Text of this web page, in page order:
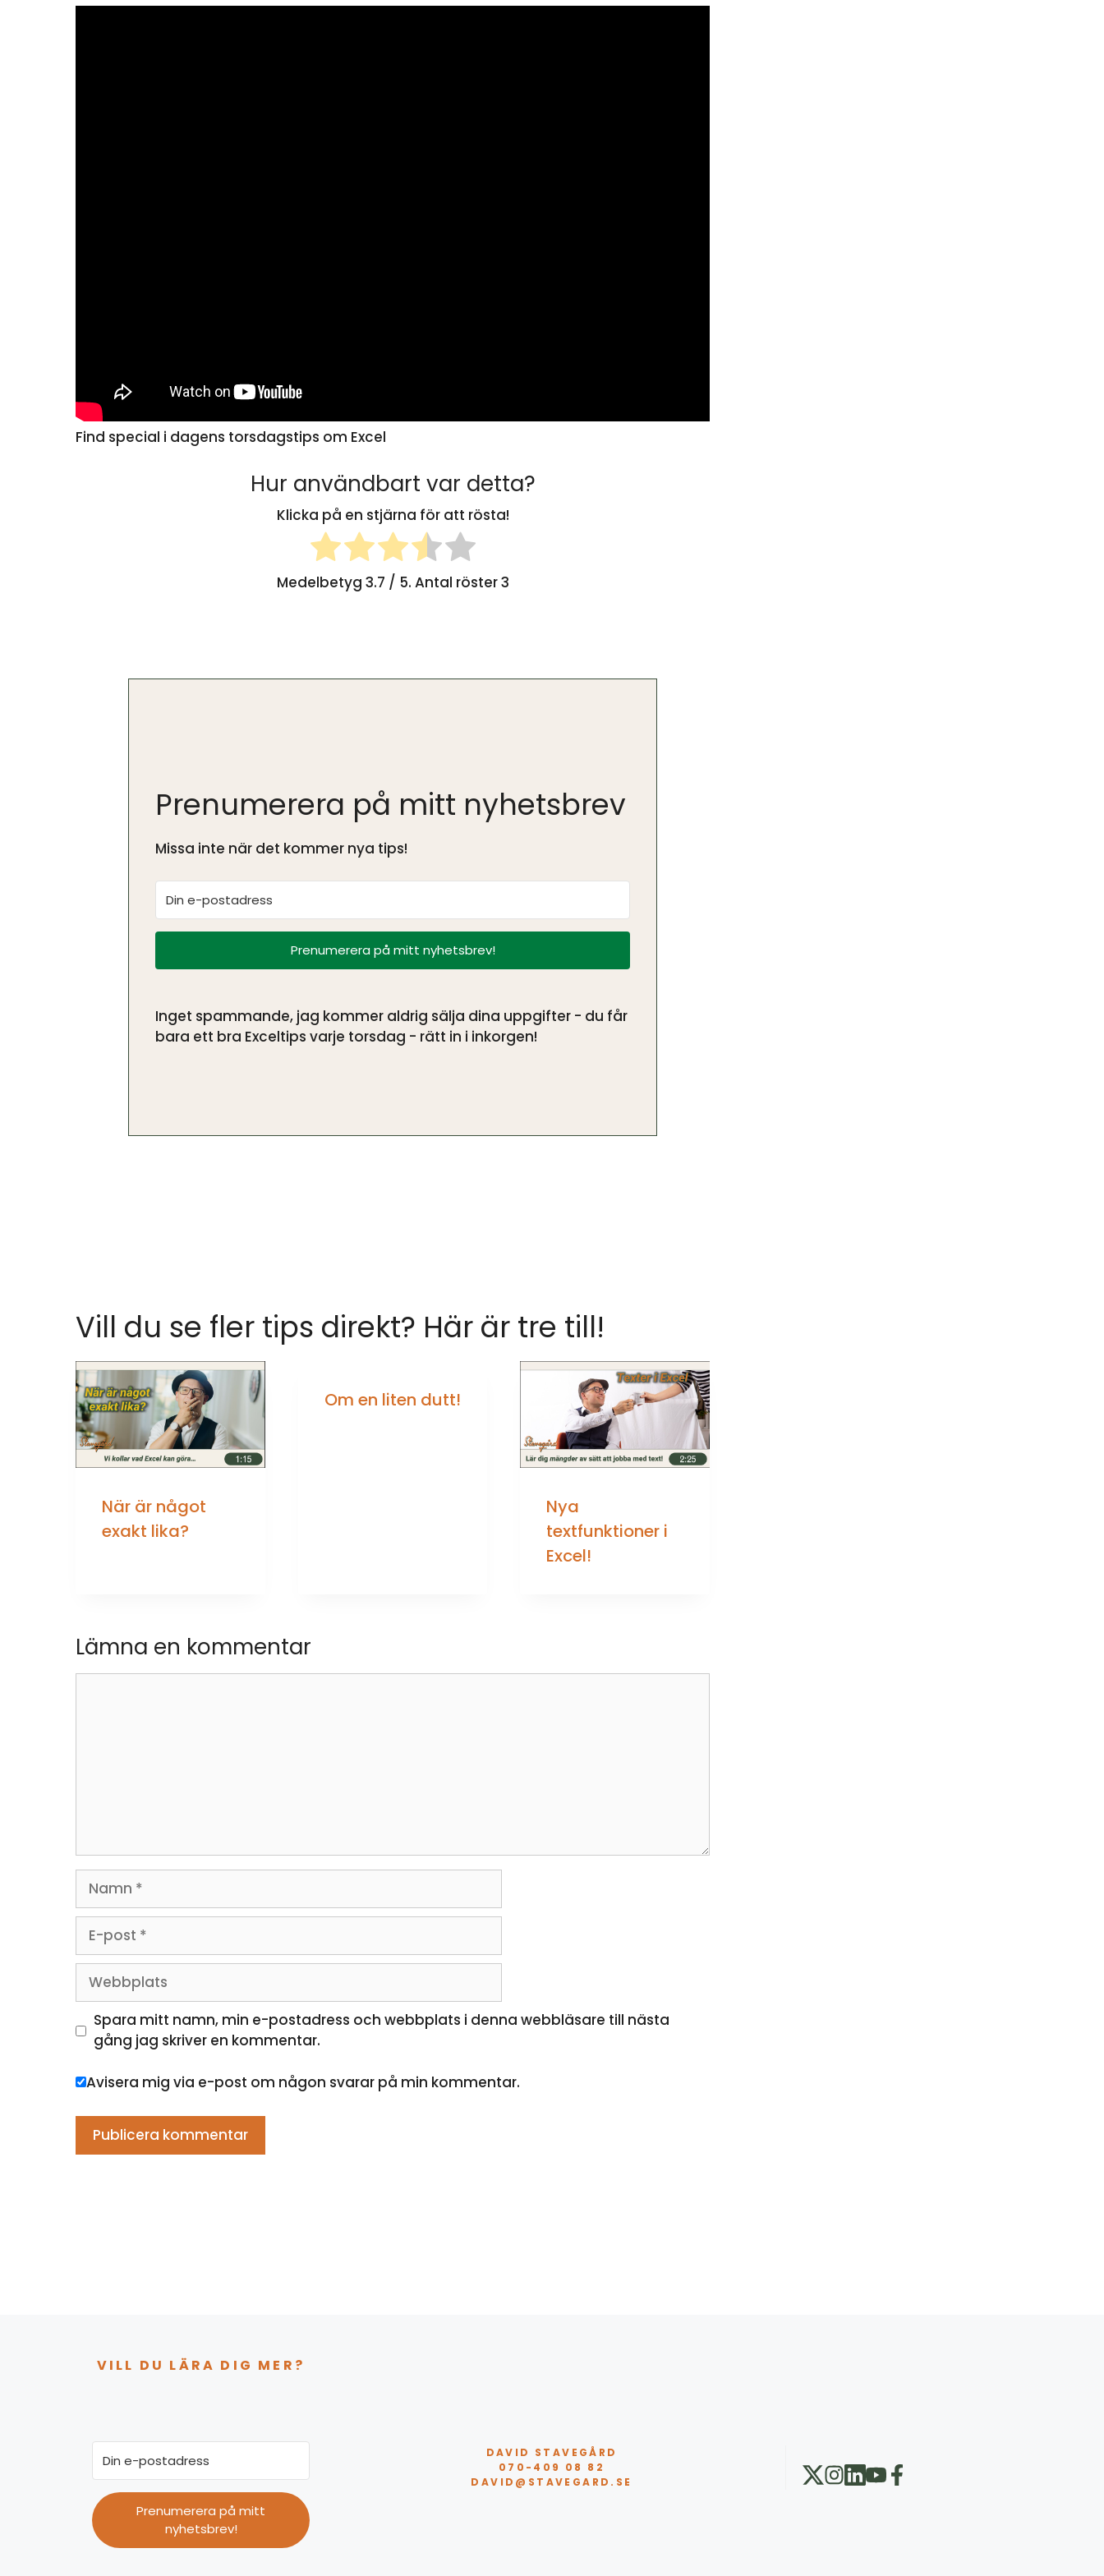
Find special i dagens torsdagstips om Excel
Hur användbart var detta?
Klicka på en stjärna för att rösta!
Medelbetyg 3.7 / 5. Antal röster3
Prenumerera på mitt nyhetsbrev
Missa inte när det kommer nya tips!
Prenumerera på mitt nyhetsbrev!
Inget spammande, jag kommer aldrig sälja dina uppgifter - du får
bara ett bra Exceltips varje torsdag - rätt in i inkorgen!
Vill du se fler tips direkt? Här är tre till!
När är något
exakt lika?
Om en liten dutt!
Nya
textfunktioner i
Excel!
Lämna en kommentar
Namn
post
Webbplats
Spara mitt namn, min e-postadress och webbplats i denna webbläsare till nästa
gång jag skriver en kommentar.
Avisera mig via e-post om någon svarar på min kommentar.
VILL DU LÄRA DIG MER?
Prenumerera på mitt
nyhetsbrev!
DAVID STAVEGÅRD
070-409 08 82
DAVID@STAVEGARD.SE